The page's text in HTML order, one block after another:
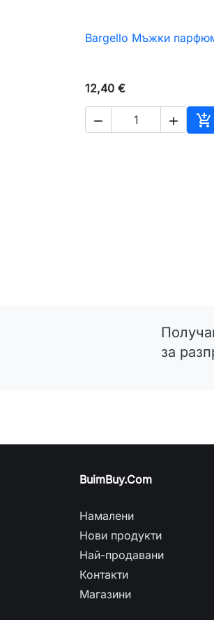
 Бърз
Bargello Мъжки
12,40 €
  
за
BuimBuy.Com
Намалени
Нови продукти
Най-продавани
Контакти
Магазини